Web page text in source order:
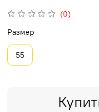
(0)
Размер
55